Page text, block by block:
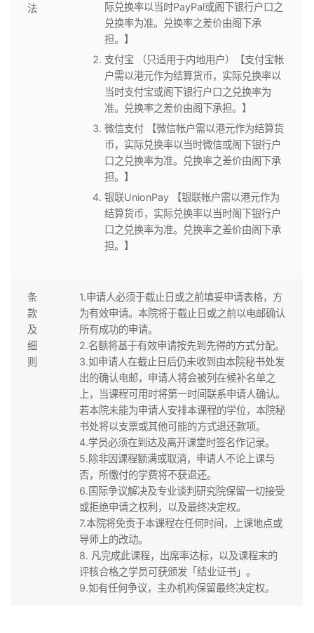
法
际兑换率以当时PayPal或阁下银行户口之
兑换率为准。兑换率之差价由阁下承
担。】
支付宝 （只适用于内地用户）【支付宝帐
户需以港元作为结算货币，实际兑换率以
当时支付宝或阁下银行户口之兑换率为
准。兑换率之差价由阁下承担。】
微信支付 【微信帐户需以港元作为结算货
币，实际兑换率以当时微信或阁下银行户
口之兑换率为准。兑换率之差价由阁下承
担。】
银联UnionPay 【银联帐户需以港元作为
结算货币，实际兑换率以当时阁下银行户
口之兑换率为准。兑换率之差价由阁下承
担。】
条
款
及
细
则
1.申请人必须于截止日或之前填妥申请表格，方
为有效申请。本院将于截止日或之前以电邮确认
所有成功的申请。
2.名额将基于有效申请按先到先得的方式分配。
3.如申请人在截止日后仍未收到由本院秘书处发
出的确认电邮，申请人将会被列在候补名单之
上，当课程可用时将第一时间联系申请人确认。
若本院未能为申请人安排本课程的学位，本院秘
书处将以支票或其他可能的方式退还款项。
4.学员必须在到达及离开课堂时签名作记录。
5.除非因课程额满或取消，申请人不论上课与
否，所缴付的学费将不获退还。
6.国际争议解决及专业谈判研究院保留一切接受
或拒绝申请之权利，以及最终决定权。
7.本院将免责于本课程在任何时间，上课地点或
导师上的改动。
8. 凡完成此课程，出席率达标，以及课程末的
评核合格之学员可获颁发「结业证书」。
9.如有任何争议，主办机构保留最终决定权。